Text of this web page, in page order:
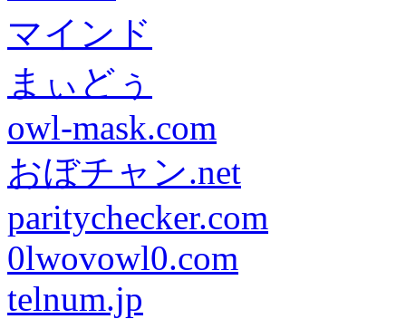
マインド
まぃどぅ
owl-mask.com
おぼチャン.net
paritychecker.com
0lwovowl0.com
telnum.jp